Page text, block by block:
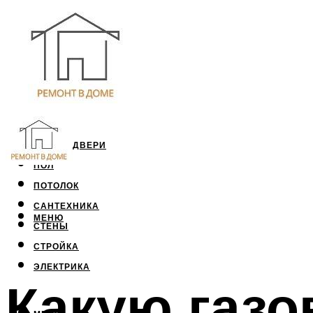
ОКНА И ДВЕРИ
ПОЛ
ПОТОЛОК
САНТЕХНИКА
СТЕНЫ
СТРОЙКА
ЭЛЕКТРИКА
МЕНЮ